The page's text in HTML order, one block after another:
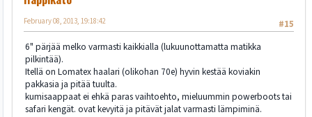
#15
February 08, 2013, 19:18:42
6" pärjää melko varmasti kaikkialla (lukuunottamatta matikka
pilkintää).
Itellä on Lomatex haalari (olikohan 70e) hyvin kestää koviakin
pakkasia ja pitää tuulta.
kumisaappaat ei ehkä paras vaihtoehto, mieluummin powerboots tai
safari kengät. ovat kevyitä ja pitävät jalat varmasti lämpiminä.